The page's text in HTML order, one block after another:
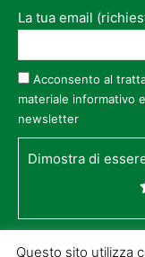
La tua email
Acconsento al
materiale informativo
newsletter
Dimostra di
Questo sito utilizza